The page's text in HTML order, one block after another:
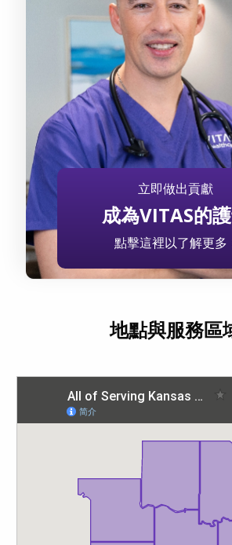
立即做出貢獻
成為VITAS的
點擊這裡以了解更多
地點與服務區